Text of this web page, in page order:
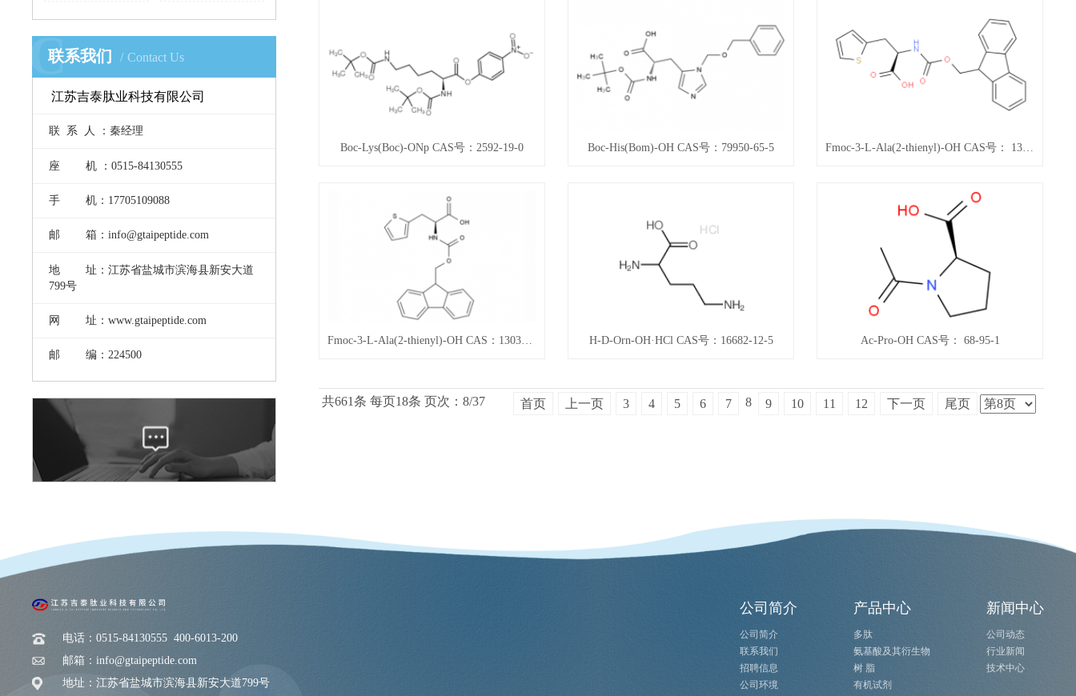
联系我们 Contact Us
C
江苏吉泰肽业科技有限公司
联 系 人 ：秦经理
座 机 ：0515-84130555
手 机：17705109088
邮 箱：info@gtaipeptide.com
地 址：江苏省盐城市滨海县新安大道
799号
网 址：www.gtaipeptide.com
邮 编：224500
Boc-Lys(Boc)-ONp CAS号：2592-19-0 Boc-His(Bom)-OH CAS号：79950-65-5
Fmoc-3-L-Ala(2-thienyl)-OH CAS：130309-35-2 H-D-Orn-OH·HCl CAS号：16682-12-5 Ac-Pro-OH CAS号： 68-95-1
共661条 每页18条 页次：8/37 首页 上一页 3 4 5 6 7 8 9 10 11 12 下一页 尾页
电话：0515-84130555 400-6013-200
邮箱：info@gtaipeptide.com
地址：江苏省盐城市滨海县新安大道799号
公司简介
公司简介
联系我们
招聘信息
公司环境
产品中心
多肽
氨基酸及其衍生物
树 脂
有机试剂
新闻中心
公司动态
行业新闻
技术中心